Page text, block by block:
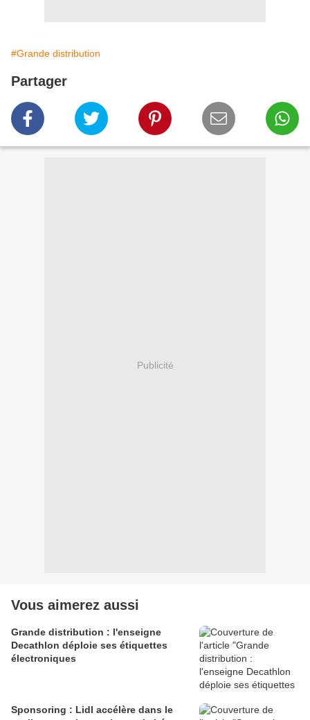
#Grande distribution
Partager
Publicité
Vous aimerez aussi
Grande distribution : l'enseigne
Decathlon déploie ses étiquettes
électroniques
Sponsoring : Lidl accélère dans le